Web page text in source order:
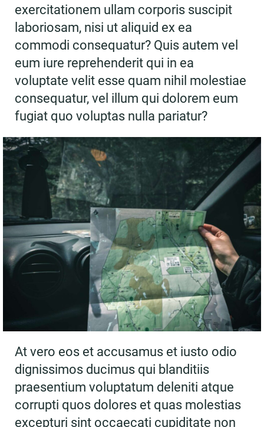
exercitationem ullam corporis suscipit
laboriosam, nisi ut aliquid ex ea
commodi consequatur? Quis autem vel
eum iure reprehenderit qui in ea
voluptate velit esse quam nihil molestiae
consequatur, vel illum qui dolorem eum
fugiat quo voluptas nulla pariatur?
At vero eos et accusamus et iusto odio
dignissimos ducimus qui blanditiis
praesentium voluptatum deleniti atque
corrupti quos dolores et quas molestias
excepturi sint occaecati cupiditate non